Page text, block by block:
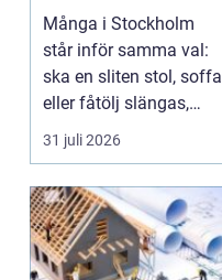
vackra möbler
Många i Stockholm
står inför samma val:
ska en sliten stol, soffa
eller fåtölj slängas,
säljas billi...
31 juli 2026